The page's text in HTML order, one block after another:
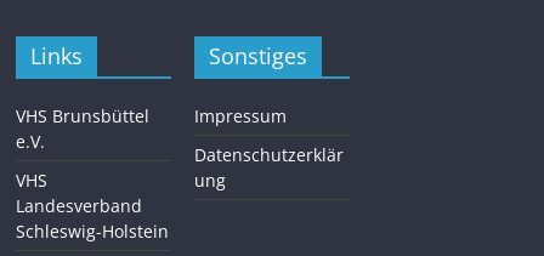
Links
VHS Brunsbüttel
e.V.
VHS
Landesverband
Schleswig-Holstein
Sonstiges
Impressum
Datenschutzerklär
ung